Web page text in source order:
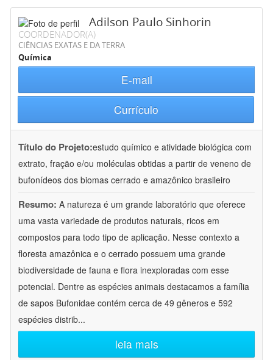
Adilson Paulo Sinhorin
COORDENADOR(A)
CIÊNCIAS EXATAS E DA TERRA
Química
E-mail
Currículo
Título do Projeto:estudo químico e atividade biológica com
extrato, fração e/ou moléculas obtidas a partir de veneno de
bufonídeos dos biomas cerrado e amazônico brasileiro
Resumo: A natureza é um grande laboratório que oferece
uma vasta variedade de produtos naturais, ricos em
compostos para todo tipo de aplicação. Nesse contexto a
floresta amazônica e o cerrado possuem uma grande
biodiversidade de fauna e flora inexploradas com esse
potencial. Dentre as espécies animais destacamos a família
de sapos Bufonidae contém cerca de 49 gêneros e 592
espécies distrib...
leia mais